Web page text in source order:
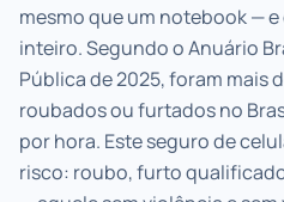
mesmo que um notebook —
inteiro. Segundo o Anuário
Pública de 2025, foram mais
roubados ou furtados no
por hora. Este seguro de
risco: roubo, furto